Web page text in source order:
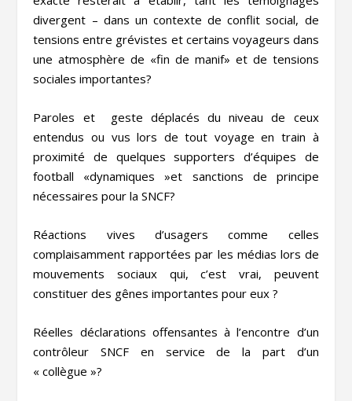
divergent – dans un contexte de conflit social, de
tensions entre grévistes et certains voyageurs dans
une atmosphère de «fin de manif» et de tensions
sociales importantes?
Paroles et geste déplacés du niveau de ceux
entendus ou vus lors de tout voyage en train à
proximité de quelques supporters d’équipes de
football «dynamiques »et sanctions de principe
nécessaires pour la SNCF?
Réactions vives d’usagers comme celles
complaisamment rapportées par les médias lors de
mouvements sociaux qui, c’est vrai, peuvent
constituer des gênes importantes pour eux ?
Réelles déclarations offensantes à l’encontre d’un
contrôleur SNCF en service de la part d’un
« collègue »?